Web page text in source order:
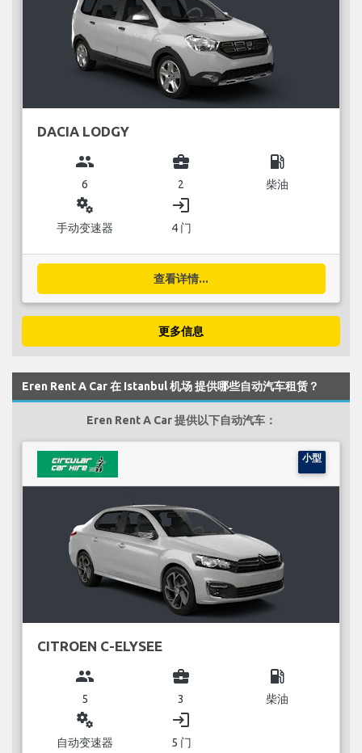
DACIA LODGY
group
6
business_center
2
local_gas_station
柴油
miscellaneous_services
手动变速器
login
4 门
查看详情...
更多信息
Eren Rent A Car 在 Istanbul 机场 提供哪些自动汽车租赁？
Eren Rent A Car 提供以下自动汽车：
小型
CITROEN C-ELYSEE
group
5
business_center
3
local_gas_station
柴油
miscellaneous_services
自动变速器
login
5 门